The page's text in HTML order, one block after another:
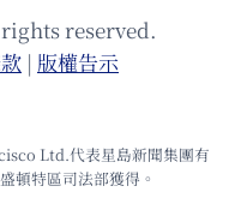
reserved.
| 版權告⽰
Ltd.代表星島新聞集團有
頓特區司法部獲得。